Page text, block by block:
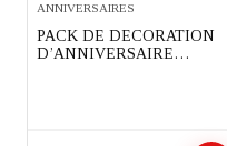
ANNIVERSAIRES
PACK DE DECORATION
D’ANNIVERSAIRE